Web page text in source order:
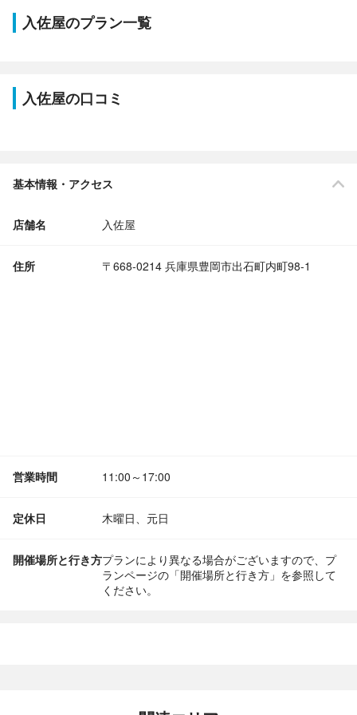
入佐屋のプラン一覧
入佐屋の口コミ
基本情報・アクセス
店舗名 入佐屋
住所 〒668-0214 兵庫県豊岡市出石町内町98-1
営業時間 11:00～17:00
定休日 木曜日、元日
開催場所と行き方プランにより異なる場合がございますので、プ
ランページの「開催場所と行き方」を参照して
ください。